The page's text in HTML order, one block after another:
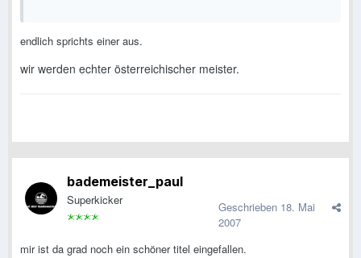
endlich sprichts einer aus.
wir werden echter österreichischer meister.
bademeister_paul
Superkicker Geschrieben 18. Mai
2007
mir ist da grad noch ein schöner titel eingefallen.